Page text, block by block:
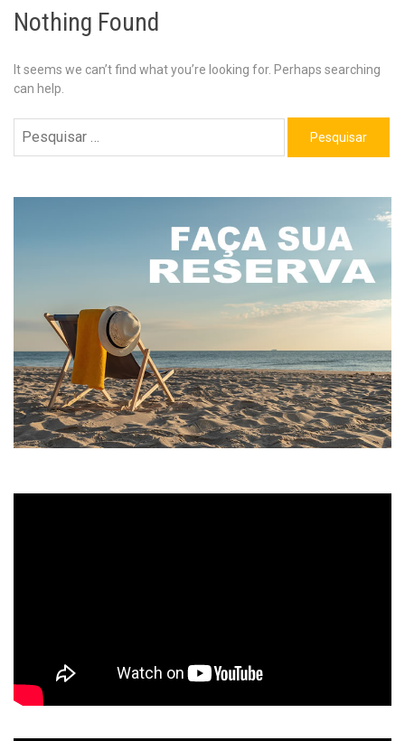
Nothing Found
It seems we can’t find what you’re looking for. Perhaps searching
can help.
por: